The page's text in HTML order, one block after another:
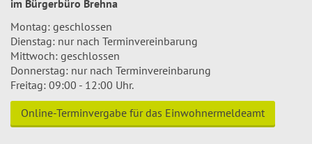
im Bürgerbüro Brehna
Montag: geschlossen
Dienstag: nur nach Terminvereinbarung
Mittwoch: geschlossen
Donnerstag: nur nach Terminvereinbarung
Freitag: 09:00 - 12:00 Uhr.
Online-Terminvergabe für das Einwohnermeldeamt